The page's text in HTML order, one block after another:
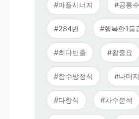
#마플시너지 #공통
#284번 #행복한1등
#최다빈출 #왕중요
#함수방정식 #나머
#다항식 #차수분석